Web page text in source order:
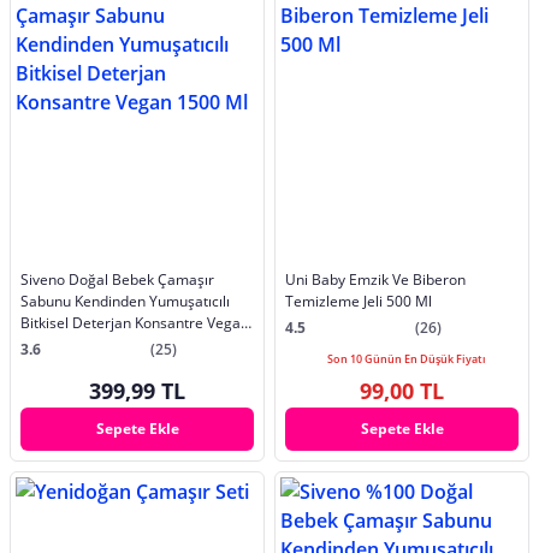
Siveno Doğal Bebek Çamaşır
Sabunu Kendinden Yumuşatıcılı
Bitkisel Deterjan Konsantre Vegan
1500 Ml
3.6 (25)
399,99 TL
Sepete Ekle
Uni Baby Emzik Ve Biberon
Temizleme Jeli 500 Ml
4.5
(26)
Son 10 Günün En Düşük Fiyatı
99,00 TL
Sepete Ekle